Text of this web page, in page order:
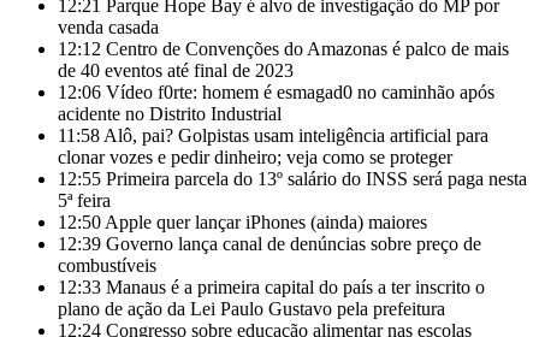
12:21 Parque Hope Bay é alvo de investigação do MP por
venda casada
12:12 Centro de Convenções do Amazonas é palco de mais
de 40 eventos até final de 2023
12:06 Vídeo f0rte: homem é esmagad0 no caminhão após
acidente no Distrito Industrial
11:58 Alô, pai? Golpistas usam inteligência artificial para
clonar vozes e pedir dinheiro; veja como se proteger
12:55 Primeira parcela do 13º salário do INSS será paga nesta
5ª feira
12:50 Apple quer lançar iPhones (ainda) maiores
12:39 Governo lança canal de denúncias sobre preço de
combustíveis
12:33 Manaus é a primeira capital do país a ter inscrito o
plano de ação da Lei Paulo Gustavo pela prefeitura
12:24 Congresso sobre educação alimentar nas escolas